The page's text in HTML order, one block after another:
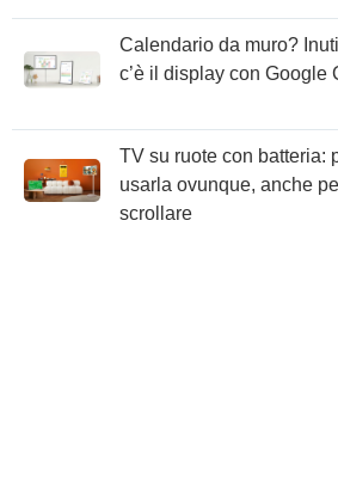
Calendario da muro?
c’è il display con Google
TV su ruote con batteria:
usarla ovunque, anche
scrollare